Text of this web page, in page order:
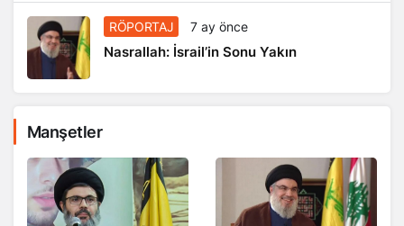
RÖPORTAJ 7 ay önce
Nasrallah: İsrail’in Sonu Yakın
Manşetler